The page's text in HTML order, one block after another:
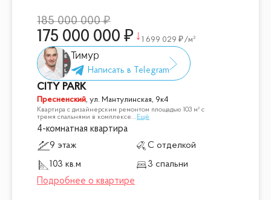
185 000 000
175 000 000 1 699 029 /м²
Тимур
CITY PARK
Пресненский,ул. Мантулинская, 9к4
Квартира с дизайнерским ремонтом площадью 103 м² с
тремя спальнями в комплексе... Ещё
4-комнатная квартира
9 этаж
С отделкой
103 кв.м
3 спальни